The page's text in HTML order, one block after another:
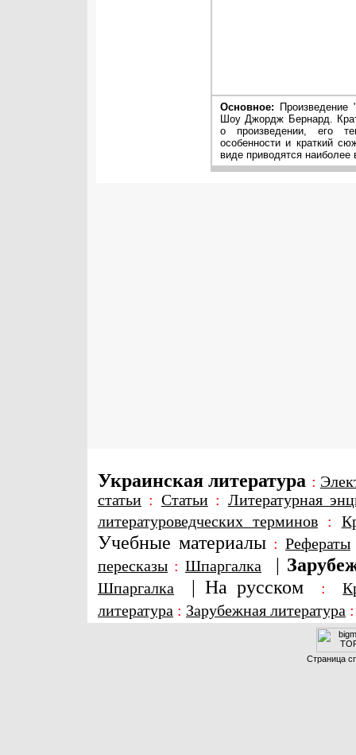
Основное:
Произведение
Шоу Джордж Бернард.
о произведении, его
особенности и краткий
виде приводятся
Украинская литература :
статьи : Статьи: Литературная
литературоведческих терминов:
Учебные материалы : Рефераты
пересказы : Шпаргалка |
Шпаргалка | На русском :
литература : Зарубежная литература
Страница